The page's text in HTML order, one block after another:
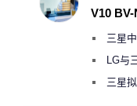
V10
三星
月销售额
LG与
偷偷共享
三星